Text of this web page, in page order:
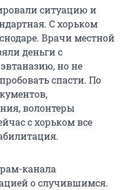
ситуацию и
С хорьком
Врачи местной
деньги с
но не
спасти. По
волонтеры
с хорьком все
канала
о случившимся.